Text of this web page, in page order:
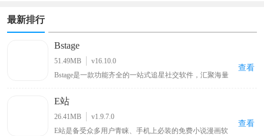
最新排行
Bstage
51.49MB
v16.10.0
Bstage是一款功能齐全的一站式追星社交软件，汇聚海量
解，同时提供星粉互动、粉丝社交、音源试听、周边选
购、线下活动报名等全套追星服务。界面简洁清爽、分类
清晰，操作简单易上手，全方位满足用户日常追星、互动
交友、资源收藏的多样化需求。
查看
E站
26.41MB
v1.9.7.0
E站是备受众多用户青睐、手机上必装的免费小说漫画软
查看